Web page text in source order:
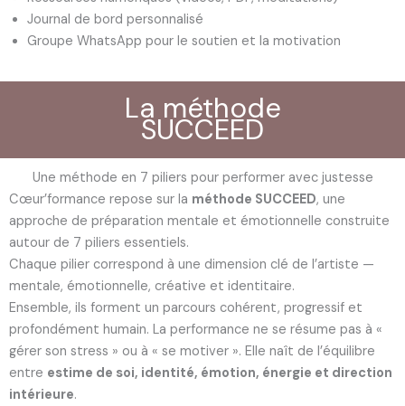
Journal de bord personnalisé
Groupe WhatsApp pour le soutien et la motivation
La méthode
SUCCEED
Une méthode en 7 piliers pour performer avec justesse
Cœur’formance repose sur la méthode SUCCEED, une
approche de préparation mentale et émotionnelle construite
autour de 7 piliers essentiels.
Chaque pilier correspond à une dimension clé de l’artiste —
mentale, émotionnelle, créative et identitaire.
Ensemble, ils forment un parcours cohérent, progressif et
profondément humain. La performance ne se résume pas à «
gérer son stress » ou à « se motiver ». Elle naît de l’équilibre
entre estime de soi, identité, émotion, énergie et direction
intérieure.